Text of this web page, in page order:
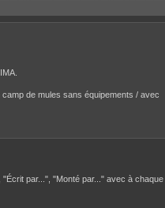
de mules sans équipements / avec
par...", "Monté par..." avec à chaque